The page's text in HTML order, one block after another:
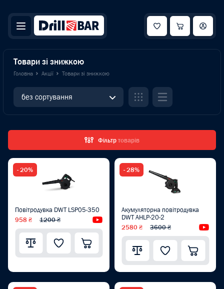
Товари зі знижкою
Головна Акції Товари зі знижкою
без сортування
Фільтртоварів
- 20%
Повітродувка DWT LSP05-350
958 ₴ 1200 ₴ Відеоогляд
- 28%
Акумуляторна повітродувка
DWT AHLP-20-2
2580 ₴ 3600 ₴